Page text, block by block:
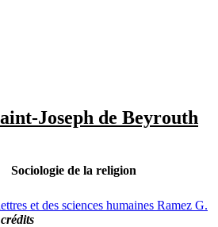
Joseph de Beyrouth
Sociologie de la religion
et des sciences humaines Ramez G.